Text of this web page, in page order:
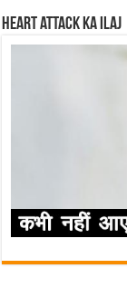
Heart attack ka ilaj